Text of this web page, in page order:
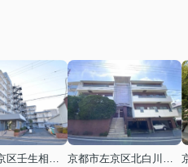
京都市中京区壬生相合町
京都市左京区北白川久保田町